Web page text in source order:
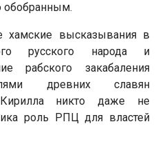
обобранным.
хамские высказывания в
русского народа и
рабского закабаления
древних славян
Кирилла никто даже не
роль РПЦ для властей